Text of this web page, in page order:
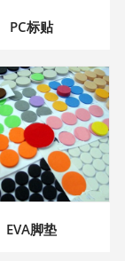
PC标贴
EVA脚垫